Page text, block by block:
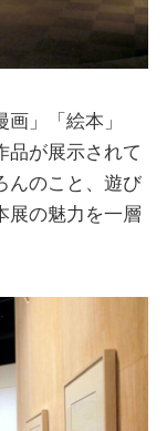
」「絵本」
品が展示されて
んのこと、遊び
展の魅力を一層